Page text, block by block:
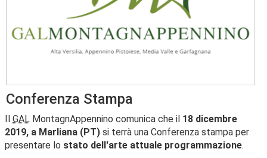
Conferenza Stampa
Il GAL MontagnAppennino comunica che il 18 dicembre
2019, a Marliana (PT) si terrà una Conferenza stampa per
presentare lo stato dell'arte attuale programmazione.